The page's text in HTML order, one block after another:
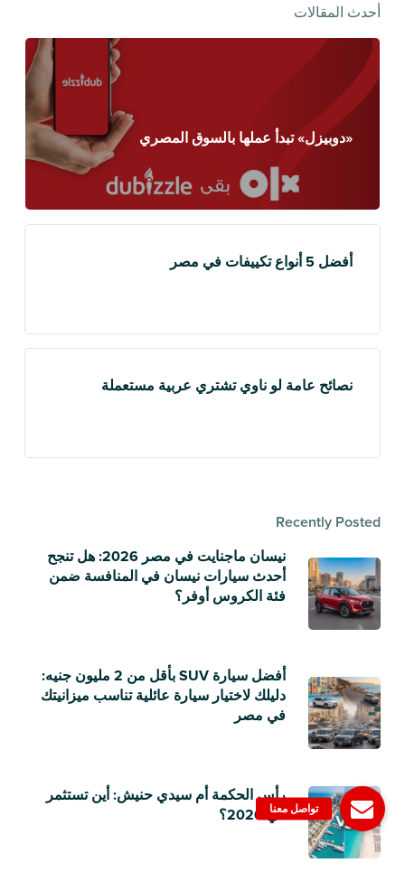
أحدث المقالات
«دوبيزل» تبدأ عملها بالسوق المصري
أفضل 5 أنواع تكييفات في مصر
نصائح عامة لو ناوي تشتري عربية مستعملة
Recently Posted
نيسان ماجنايت في مصر 2026: هل تنجح
أحدث سيارات نيسان في المنافسة ضمن
فئة الكروس أوفر؟
أفضل سيارة SUV بأقل من 2 مليون جنيه:
دليلك لاختيار سيارة عائلية تناسب ميزانيتك
في مصر
رأس الحكمة أم سيدي حنيش: أين تستثمر
في 2026؟